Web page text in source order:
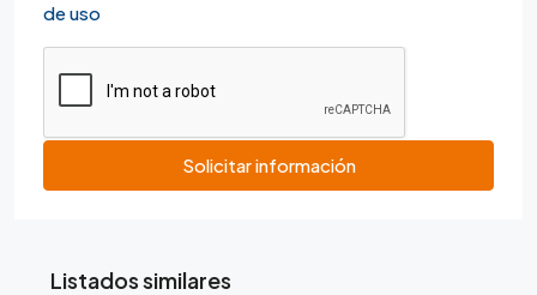
de uso
Solicitar información
Listados similares